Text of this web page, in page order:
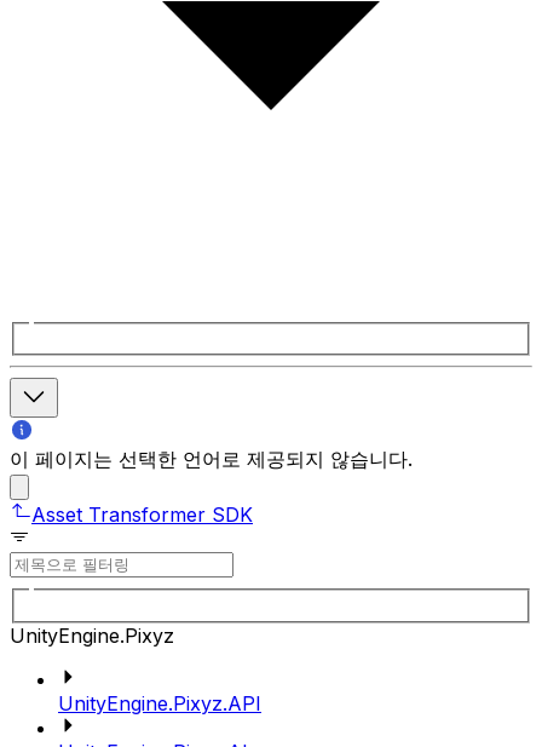
이 페이지는 선택한 언어로 제공되지 않습니다.
Asset Transformer SDK
UnityEngine.Pixyz
UnityEngine.Pixyz.API